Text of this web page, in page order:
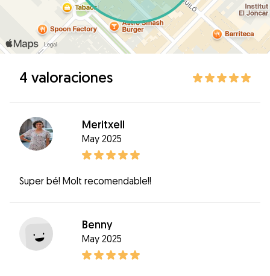
4 valoraciones
Meritxell
May 2025
Super bé! Molt recomendable!!
Benny
May 2025